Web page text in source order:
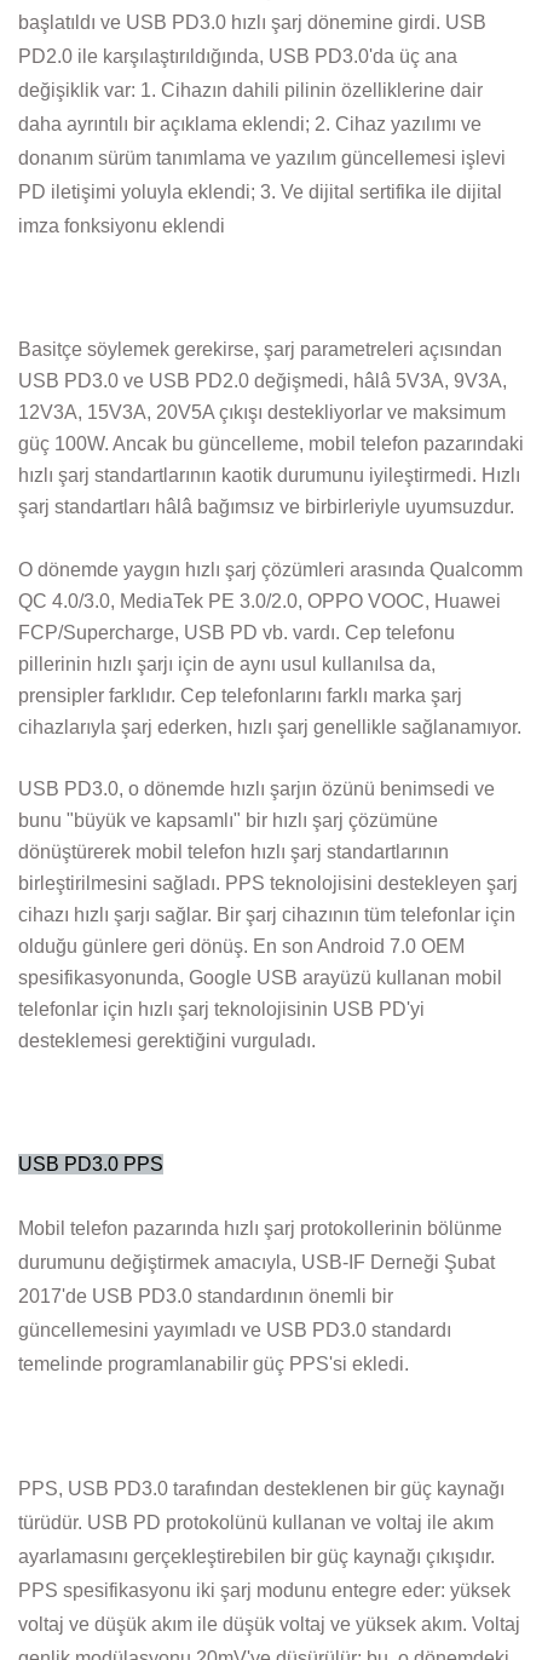
başlatıldı ve USB PD3.0 hızlı şarj dönemine girdi. USB
PD2.0 ile karşılaştırıldığında, USB PD3.0'da üç ana
değişiklik var: 1. Cihazın dahili pilinin özelliklerine dair
daha ayrıntılı bir açıklama eklendi; 2. Cihaz yazılımı ve
donanım sürüm tanımlama ve yazılım güncellemesi işlevi
PD iletişimi yoluyla eklendi; 3. Ve dijital sertifika ile dijital
imza fonksiyonu eklendi
Basitçe söylemek gerekirse, şarj parametreleri açısından
USB PD3.0 ve USB PD2.0 değişmedi, hâlâ 5V3A, 9V3A,
12V3A, 15V3A, 20V5A çıkışı destekliyorlar ve maksimum
güç 100W. Ancak bu güncelleme, mobil telefon pazarındaki
hızlı şarj standartlarının kaotik durumunu iyileştirmedi. Hızlı
şarj standartları hâlâ bağımsız ve birbirleriyle uyumsuzdur.
O dönemde yaygın hızlı şarj çözümleri arasında Qualcomm
QC 4.0/3.0, MediaTek PE 3.0/2.0, OPPO VOOC, Huawei
FCP/Supercharge, USB PD vb. vardı. Cep telefonu
pillerinin hızlı şarjı için de aynı usul kullanılsa da,
prensipler farklıdır. Cep telefonlarını farklı marka şarj
cihazlarıyla şarj ederken, hızlı şarj genellikle sağlanamıyor.
USB PD3.0, o dönemde hızlı şarjın özünü benimsedi ve
bunu "büyük ve kapsamlı" bir hızlı şarj çözümüne
dönüştürerek mobil telefon hızlı şarj standartlarının
birleştirilmesini sağladı. PPS teknolojisini destekleyen şarj
cihazı hızlı şarjı sağlar. Bir şarj cihazının tüm telefonlar için
olduğu günlere geri dönüş. En son Android 7.0 OEM
spesifikasyonunda, Google USB arayüzü kullanan mobil
telefonlar için hızlı şarj teknolojisinin USB PD'yi
desteklemesi gerektiğini vurguladı.
USB PD3.0 PPS
Mobil telefon pazarında hızlı şarj protokollerinin bölünme
durumunu değiştirmek amacıyla, USB-IF Derneği Şubat
2017'de USB PD3.0 standardının önemli bir
güncellemesini yayımladı ve USB PD3.0 standardı
temelinde programlanabilir güç PPS'si ekledi.
PPS, USB PD3.0 tarafından desteklenen bir güç kaynağı
türüdür. USB PD protokolünü kullanan ve voltaj ile akım
ayarlamasını gerçekleştirebilen bir güç kaynağı çıkışıdır.
PPS spesifikasyonu iki şarj modunu entegre eder: yüksek
voltaj ve düşük akım ile düşük voltaj ve yüksek akım. Voltaj